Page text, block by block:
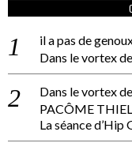
il a pas de
Dans le vortex
Dans le vortex
PACÔME
La séance d’Hip